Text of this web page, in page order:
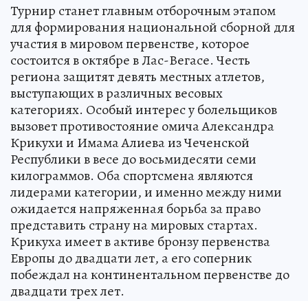
Турнир станет главным отборочным этапом
для формирования национальной сборной для
участия в мировом первенстве, которое
состоится в октябре в Лас-Вегасе. Честь
региона защитят девять местных атлетов,
выступающих в различных весовых
категориях. Особый интерес у болельщиков
вызовет противостояние омича Александра
Крикухи и Имама Алиева из Чеченской
Республики в весе до восьмидесяти семи
килограммов. Оба спортсмена являются
лидерами категории, и именно между ними
ожидается напряженная борьба за право
представить страну на мировых стартах.
Крикуха имеет в активе бронзу первенства
Европы до двадцати лет, а его соперник
побеждал на континентальном первенстве до
двадцати трех лет.